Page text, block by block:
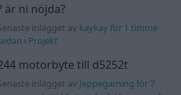
är ni nöjda?
inlägget av kaykay för 1 timme
i Projekt
motorbyte till d5252t
inlägget av Jeppegaming för 7